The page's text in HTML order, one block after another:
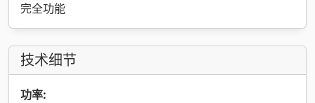
完全功能
技术细节
功率: